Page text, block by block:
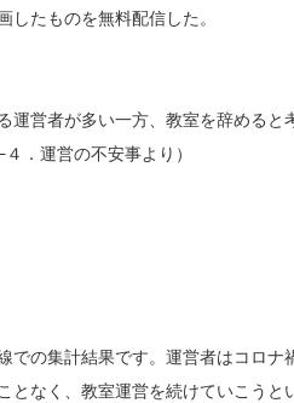
したものを無料配信した。
運営者が多い一方、教室を辞めると
．運営の不安事より）
の集計結果です。運営者はコロナ
となく、教室運営を続けていこうと